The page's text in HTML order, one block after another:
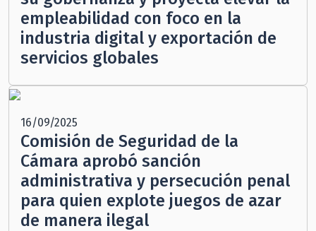
empleabilidad con foco en la
industria digital y exportación de
servicios globales
16/09/2025
Comisión de Seguridad de la
Cámara aprobó sanción
administrativa y persecución penal
para quien explote juegos de azar
de manera ilegal